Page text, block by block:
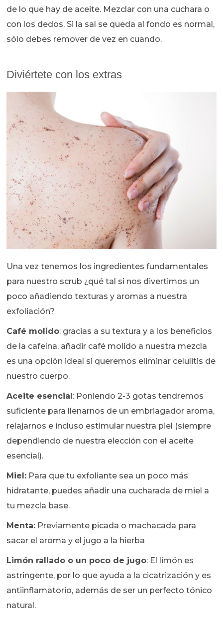
de lo que hay de aceite. Mezclar con una cuchara o
con los dedos. Si la sal se queda al fondo es normal,
sólo debes remover de vez en cuando.
Diviértete con los extras
Una vez tenemos los ingredientes fundamentales
para nuestro scrub ¿qué tal si nos divertimos un
poco añadiendo texturas y aromas a nuestra
exfoliación?
Café molido: gracias a su textura y a los beneficios
de la cafeína, añadir café molido a nuestra mezcla
es una opción ideal si queremos eliminar celulitis de
nuestro cuerpo.
Aceite esencial: Poniendo 2-3 gotas tendremos
suficiente para llenarnos de un embriagador aroma,
relajarnos e incluso estimular nuestra piel (siempre
dependiendo de nuestra elección con el aceite
esencial).
Miel: Para que tu exfoliante sea un poco más
hidratante, puedes añadir una cucharada de miel a
tu mezcla base.
Menta: Previamente picada o machacada para
sacar el aroma y el jugo a la hierba
Limón rallado o un poco de jugo: El limón es
astringente, por lo que ayuda a la cicatrización y es
antiinflamatorio, además de ser un perfecto tónico
natural.